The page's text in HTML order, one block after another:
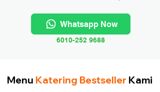
Whatsapp Now
6010-252 9688
Menu Katering Bestseller Kami